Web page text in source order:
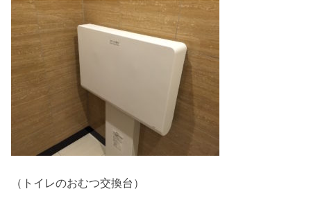
（トイレのおむつ交換台）